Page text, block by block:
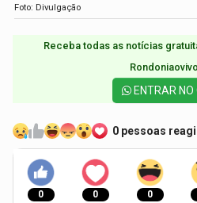
Foto: Divulgação
Receba todas as notícias
ENTRAR NO
0 pessoas
0 0 0